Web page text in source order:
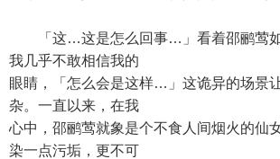
「这…这是怎么回事…」看着邵鹂莺如
我几乎不敢相信我的
眼睛，「怎么会是这样…」这诡异的场景
杂。一直以来，在我
心中，邵鹂莺就象是个不食人间烟火的仙
染一点污垢，更不可